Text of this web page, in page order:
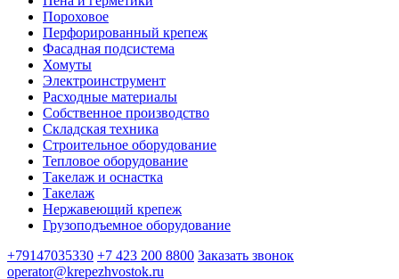
Пороховое
Перфорированный крепеж
Фасадная подсистема
Хомуты
Электроинструмент
Расходные материалы
Собственное производство
Складская техника
Строительное оборудование
Тепловое оборудование
Такелаж и оснастка
Такелаж
Нержавеющий крепеж
Грузоподъемное оборудование
+79147035330 +7 423 200 8800 Заказать звонок
operator@krepezhvostok.ru